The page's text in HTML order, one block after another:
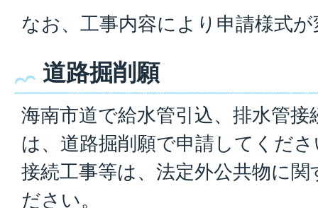
なお、工事内容により申請様式
道路掘削願
海南市道で給水管引込、排水管
は、道路掘削願で申請してくだ
接続工事等は、法定外公共物に
ださい。